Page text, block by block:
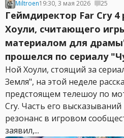
Miltroen19:30, 3 мая 2026 25
Геймдиректор Far Cry
Хоули, считающего
материалом для
прошелся по сериалу
Ной Хоули, стоящий за
Земля", на этой неделе
предстоящем телешоу по
Cry. Часть его
резонанс в игровом
заявил,...